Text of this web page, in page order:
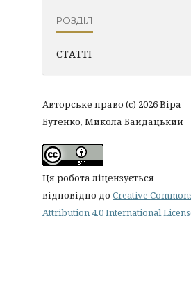
РОЗДІЛ
СТАТТІ
Авторське право (c) 2026 Віра
Бутенко, Микола Байдацький
Ця робота ліцензується
відповідно до Creative
Attribution 4.0 International